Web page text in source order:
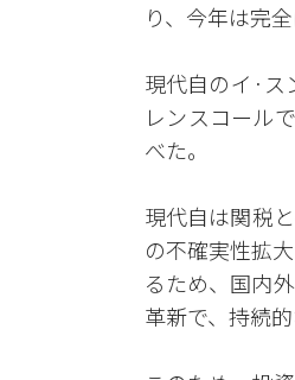
り、今年は完
現代自のイ·ス
レンスコール
べた。
現代自は関税
の不確実性拡
るため、国内
革新で、持続